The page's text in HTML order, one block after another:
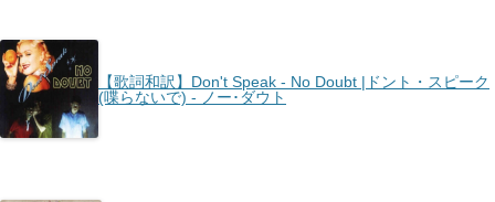
【歌詞和訳】Don't Speak - No Doubt |ドント・スピーク
(喋らないで) - ノー･ダウト